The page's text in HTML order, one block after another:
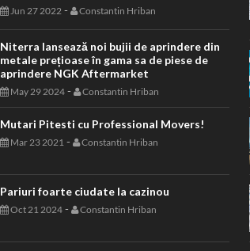
Jun 27 2022 - Constantin Hriban
Niterra lansează noi bujii de aprindere din
metale prețioase în gama sa de piese de
aprindere NGK Aftermarket
May 29 2024 - Constantin Hriban
Mutari Pitesti cu Professional Movers!
Mar 23 2021 - Constantin Hriban
Pariuri foarte ciudate la cazinou
Oct 21 2024 - Constantin Hriban